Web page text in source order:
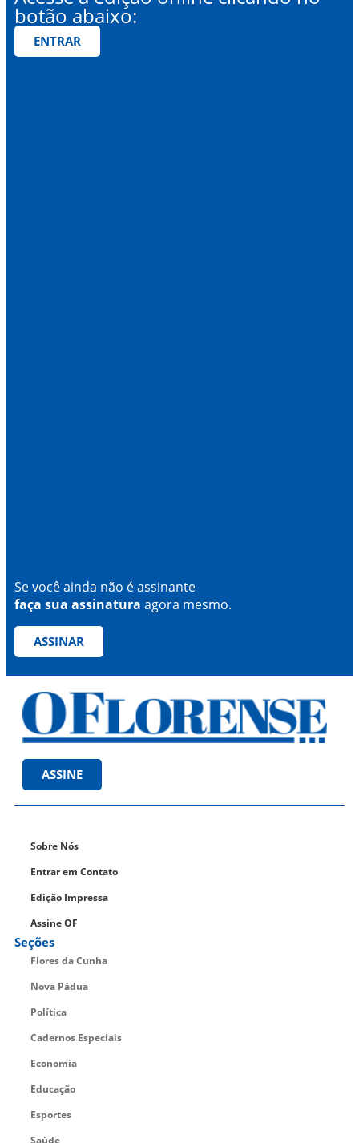
botão abaixo:
ENTRAR
Se você ainda não é assinante
faça sua assinatura agora mesmo.
ASSINAR
ASSINE
Sobre Nós
Entrar em Contato
Edição Impressa
Assine OF
Seções
Flores da Cunha
Nova Pádua
Política
Cadernos Especiais
Economia
Educação
Esportes
Saúde